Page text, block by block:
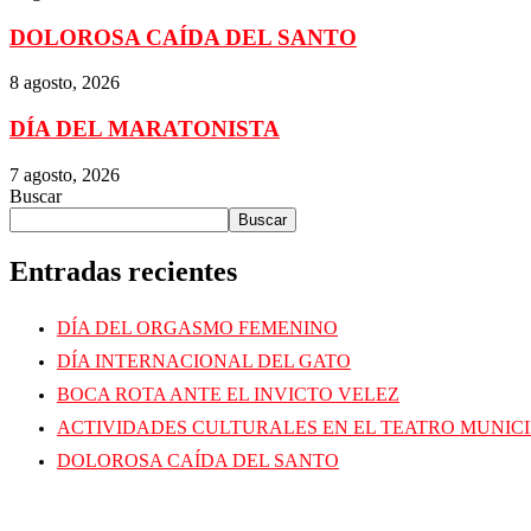
DOLOROSA CAÍDA DEL SANTO
8 agosto, 2026
DÍA DEL MARATONISTA
7 agosto, 2026
Buscar
Buscar
Entradas recientes
DÍA DEL ORGASMO FEMENINO
DÍA INTERNACIONAL DEL GATO
BOCA ROTA ANTE EL INVICTO VELEZ
ACTIVIDADES CULTURALES EN EL TEATRO
DOLOROSA CAÍDA DEL SANTO